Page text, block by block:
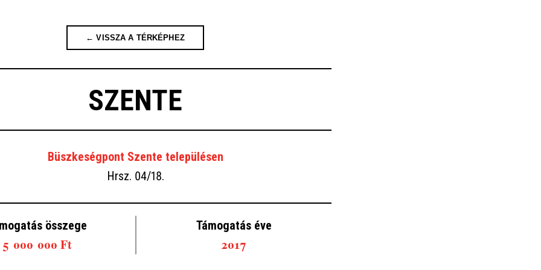
← VISSZA A TÉRKÉPHEZ
SZENTE
Büszkeségpont Szente településen
Hrsz. 04/18.
összege
5 000 000 Ft
Támogatás éve
2017